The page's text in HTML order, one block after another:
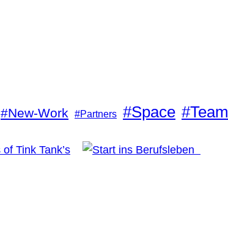
#New-Work #Partners #Space #Team